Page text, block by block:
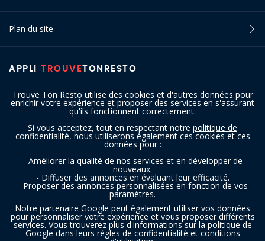
Trouve Ton Resto utilise des cookies et d'autres données pour
enrichir votre expérience et proposer des services en s'assurant
qu'ils fonctionnent correctement.
Si vous acceptez, tout en respectant notre politique de
confidentialité, nous utiliserons également ces cookies et ces
données pour :
- Améliorer la qualité de nos services et en développer de
nouveaux.
- Diffuser des annonces en évaluant leur efficacité.
- Proposer des annonces personnalisées en fonction de vos
paramètres.
Notre partenaire Google peut également utiliser vos données
pour personnaliser votre expérience et vous proposer différents
services. Vous trouverez plus d'informations sur la politique de
Google dans leurs règles de confidentialité et conditions
APPLI TROUVETONRESTO
Plan du site
SUIVEZ-NOUS
Copyright © 2016 - 2026 trouvetonresto.be ‐ Tous droits réservés | JDC